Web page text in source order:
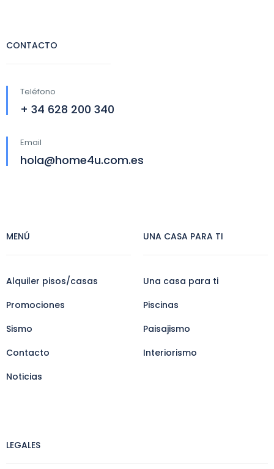
CONTACTO
Teléfono
+ 34 628 200 340
Email
hola@home4u.com.es
MENÚ
Alquiler pisos/casas
Promociones
Sismo
Contacto
Noticias
UNA CASA PARA TI
Una casa para ti
Piscinas
Paisajismo
Interiorismo
LEGALES